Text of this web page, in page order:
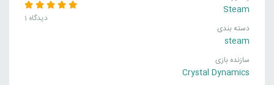
Steam
دسته بندی
steam
سازنده بازی
Crystal Dynamics
1 دیدگاه